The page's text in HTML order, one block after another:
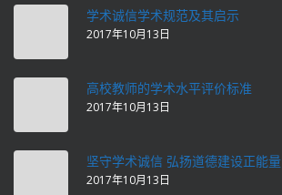
学术诚信学术规范及其启示
2017年10月13日
高校教师的学术水平评价标准
2017年10月13日
坚守学术诚信 弘扬道德建设正能量
2017年10月13日